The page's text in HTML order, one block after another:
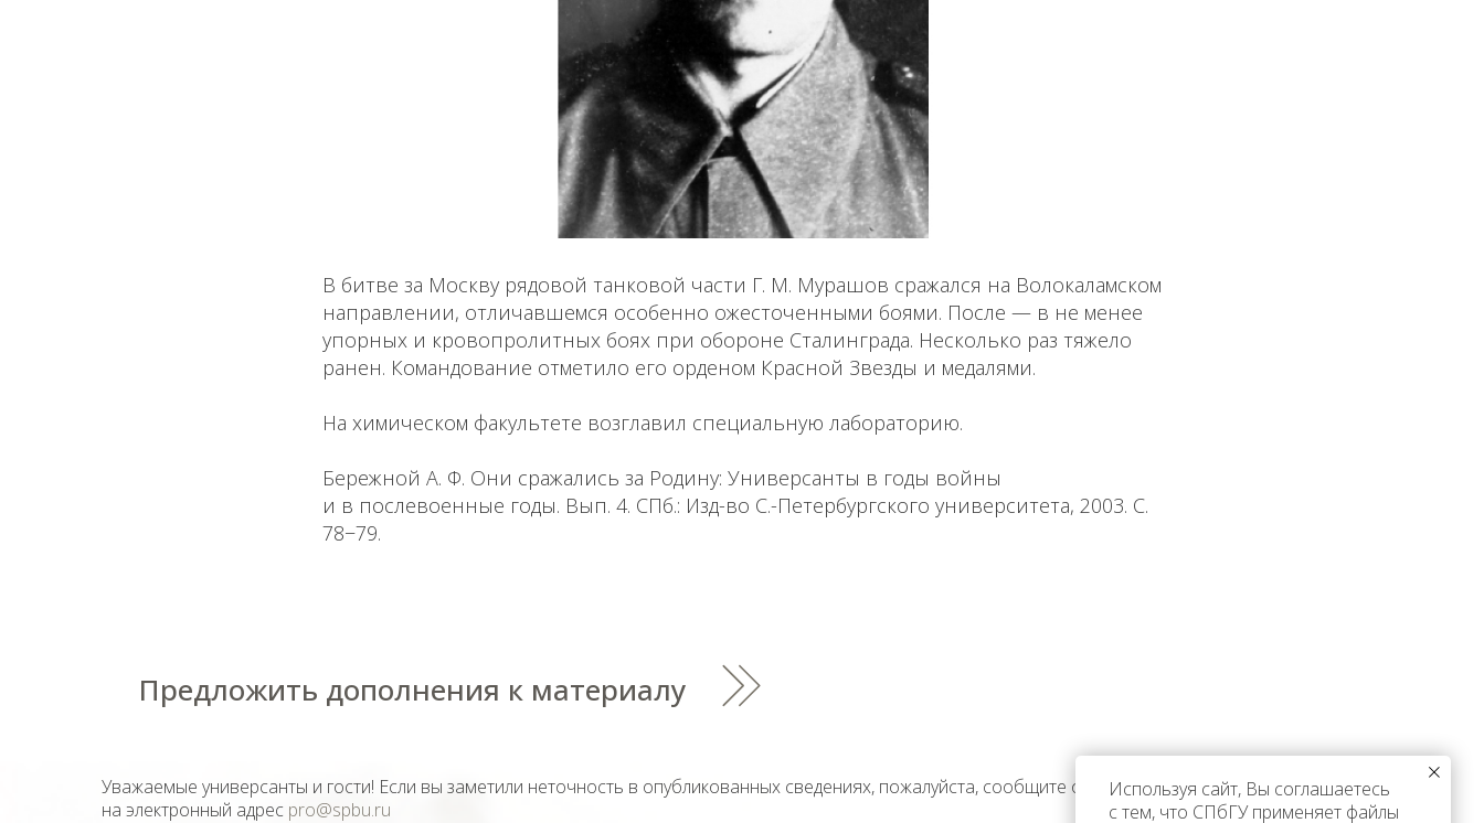
В битве за Москву рядовой танковой части Г. М. Мурашов сражался на Волокаламском
направлении, отличавшемся особенно ожесточенными боями. После — в не менее
упорных и кровопролитных боях при обороне Сталинграда. Несколько раз тяжело
ранен. Командование отметило его орденом Красной Звезды и медалями.
На химическом факультете возглавил специальную лабораторию.
Бережной А. Ф. Они сражались за Родину: Универсанты в годы войны
и в послевоенные годы. Вып. 4. СПб.: Изд-во С.-Петербургского университета, 2003. С.
78−79.
Предложить дополнения к материалу
Уважаемые универсанты и гости! Если вы заметили неточность в опубликованных сведениях, пожалуйста, сообщите об этом
на электронный адрес pro@spbu.ru
Используя сайт, Вы соглашаетесь
с тем, что СПбГУ применяет файлы